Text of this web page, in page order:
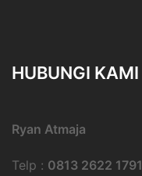
HUBUNGI KAMI
Ryan Atmaja
Telp : 0813 2622 1791